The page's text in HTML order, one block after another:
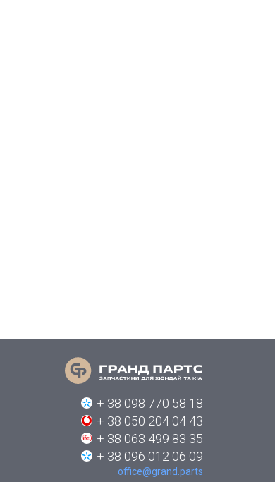
+ 38 098 770 58 18
+ 38 050 204 04 43
+ 38 063 499 83 35
+ 38 096 012 06 09
office@grand.parts